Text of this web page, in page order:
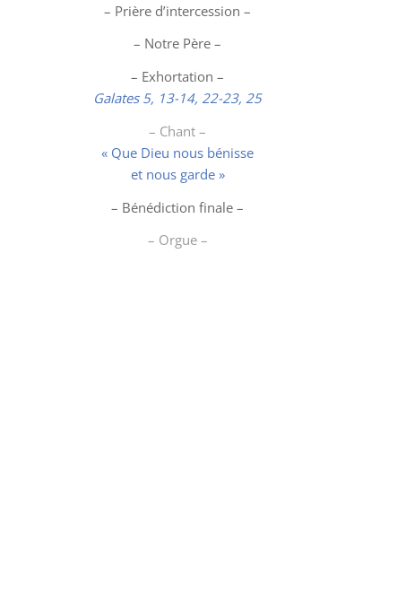
– Prière d’intercession –
– Notre Père –
– Exhortation –
Galates 5, 13-14, 22-23, 25
– Chant –
« Que Dieu nous bénisse
et nous garde »
– Bénédiction finale –
– Orgue –